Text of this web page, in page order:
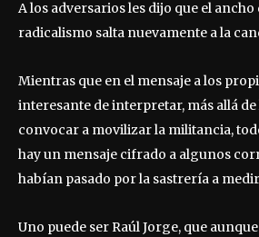
A los adversarios les dijo que el ancho
radicalismo salta nuevamente a la
Mientras que en el mensaje a los
interesante de interpretar, más allá de
convocar a movilizar la militancia,
hay un mensaje cifrado a algunos
habían pasado por la sastrería a
Uno puede ser Raúl Jorge, que